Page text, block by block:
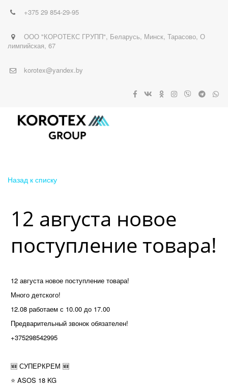
+375 29 854-29-95
ООО "КОРОТЕКС ГРУПП", Беларусь, Минск, Тарасово, О
лимпийская, 67
korotex@yandex.by
Назад к списку
12 августа новое
поступление товара!
12 августа новое поступление товара!
Много детского!
12.08 работаем с 10.00 до 17.00
Предварительный звонок обязателен!
+375298542995
🆕 СУПЕРКРЕМ 🆕
⭐ ASOS 18 KG